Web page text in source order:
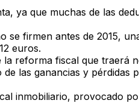
ya que muchas de las
se firmen antes de 2015,
euros.
reforma fiscal que traerá
las ganancias y pérdidas
inmobiliario, provocado